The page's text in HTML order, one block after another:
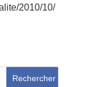
2010/10/